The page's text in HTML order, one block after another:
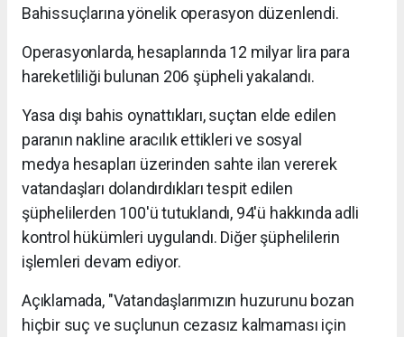
Bahissuçlarına yönelik operasyon düzenlendi.
Operasyonlarda, hesaplarında 12 milyar lira para
hareketliliği bulunan 206 şüpheli yakalandı.
Yasa dışı bahis oynattıkları, suçtan elde edilen
paranın nakline aracılık ettikleri ve sosyal
medya hesapları üzerinden sahte ilan vererek
vatandaşları dolandırdıkları tespit edilen
şüphelilerden 100'ü tutuklandı, 94'ü hakkında adli
kontrol hükümleri uygulandı. Diğer şüphelilerin
işlemleri devam ediyor.
Açıklamada, "Vatandaşlarımızın huzurunu bozan
hiçbir suç ve suçlunun cezasız kalmaması için